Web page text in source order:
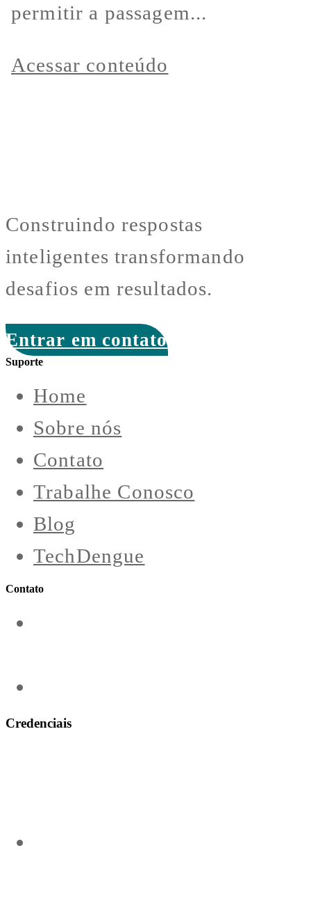
permitir a passagem...
Acessar conteúdo
Construindo respostas
inteligentes transformando
desafios em resultados.
Entrar em contato
Suporte
Home
Sobre nós
Contato
Trabalhe Conosco
Blog
TechDengue
Contato
Credenciais